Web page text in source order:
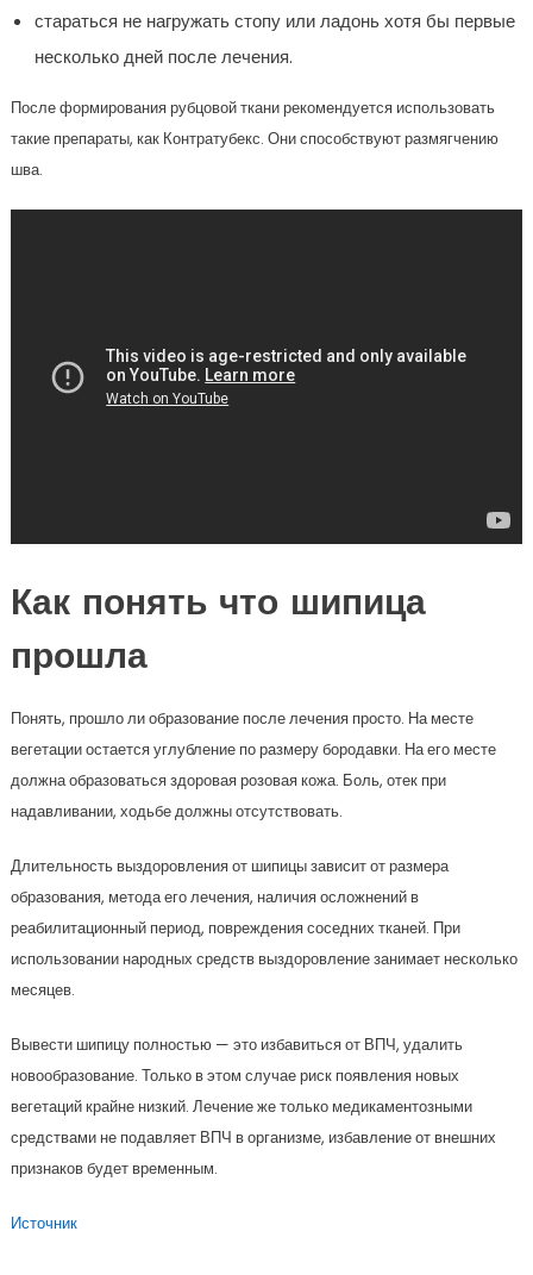
стараться не нагружать стопу или ладонь хотя бы первые
несколько дней после лечения.
После формирования рубцовой ткани рекомендуется использовать
такие препараты, как Контратубекс. Они способствуют размягчению
шва.
Как понять что шипица
прошла
Понять, прошло ли образование после лечения просто. На месте
вегетации остается углубление по размеру бородавки. На его месте
должна образоваться здоровая розовая кожа. Боль, отек при
надавливании, ходьбе должны отсутствовать.
Длительность выздоровления от шипицы зависит от размера
образования, метода его лечения, наличия осложнений в
реабилитационный период, повреждения соседних тканей. При
использовании народных средств выздоровление занимает несколько
месяцев.
Вывести шипицу полностью — это избавиться от ВПЧ, удалить
новообразование. Только в этом случае риск появления новых
вегетаций крайне низкий. Лечение же только медикаментозными
средствами не подавляет ВПЧ в организме, избавление от внешних
признаков будет временным.
Источник